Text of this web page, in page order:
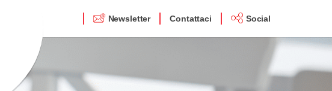
Newsletter Contattaci Social